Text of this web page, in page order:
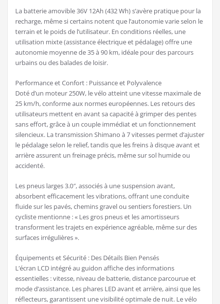
La batterie amovible 36V 12Ah (432 Wh) s’avère pratique pour la
recharge, même si certains notent que l’autonomie varie selon le
terrain et le poids de l’utilisateur. En conditions réelles, une
utilisation mixte (assistance électrique et pédalage) offre une
autonomie moyenne de 35 à 90 km, idéale pour des parcours
urbains ou des balades de loisir.
Performance et Confort : Puissance et Polyvalence
Doté d’un moteur 250W, le vélo atteint une vitesse maximale de
25 km/h, conforme aux normes européennes. Les retours des
utilisateurs mettent en avant sa capacité à grimper des pentes
sans effort, grâce à un couple immédiat et un fonctionnement
silencieux. La transmission Shimano à 7 vitesses permet d’ajuster
le pédalage selon le relief, tandis que les freins à disque avant et
arrière assurent un freinage précis, même sur sol humide ou
accidenté.
Les pneus larges 3.0″, associés à une suspension avant,
absorbent efficacement les vibrations, offrant une conduite
fluide sur les pavés, chemins gravel ou sentiers forestiers. Un
cycliste mentionne : « Les gros pneus et les amortisseurs
transforment les trajets en expérience agréable, même sur des
surfaces irrégulières ».
Équipements et Sécurité : Des Détails Bien Pensés
L’écran LCD intégré au guidon affiche des informations
essentielles : vitesse, niveau de batterie, distance parcourue et
mode d’assistance. Les phares LED avant et arrière, ainsi que les
réflecteurs, garantissent une visibilité optimale de nuit. Le vélo